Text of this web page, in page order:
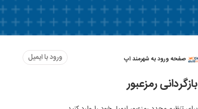
ورود با ایمیل صفحه ورود به شهرمند اپ
بازگردانی رمز‌عبور